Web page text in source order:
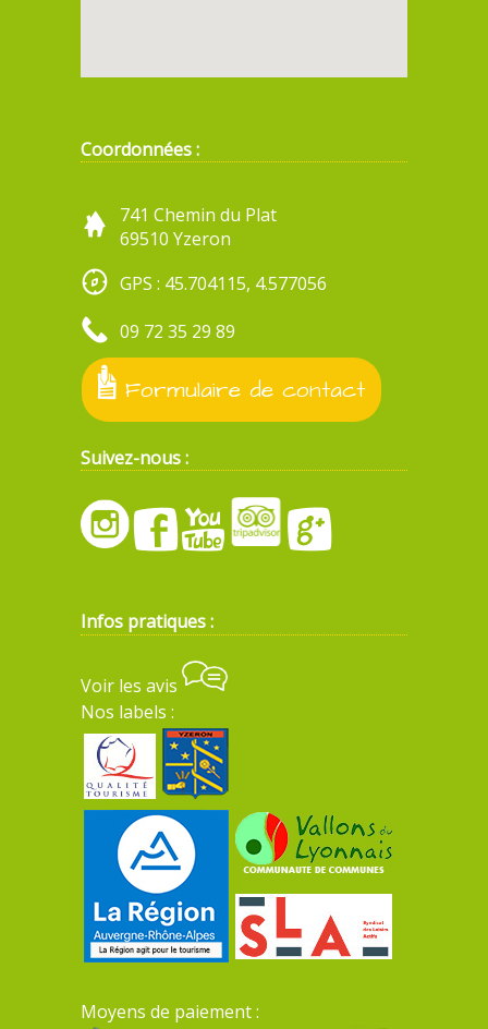
Coordonnées :
741 Chemin du Plat
69510 Yzeron
GPS : 45.704115, 4.577056
09 72 35 29 89
Formulaire de contact
Suivez-nous :
Infos pratiques :
Voir les avis
Nos labels :
Moyens de paiement :